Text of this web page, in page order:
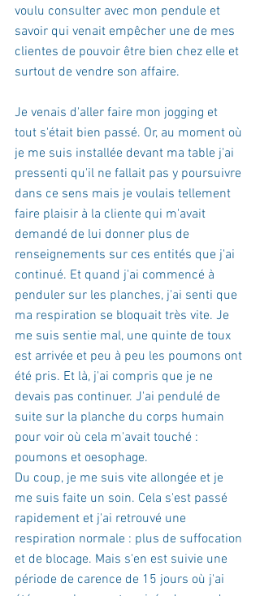
voulu consulter avec mon pendule et
savoir qui venait empêcher une de mes
clientes de pouvoir être bien chez elle et
surtout de vendre son affaire.
Je venais d'aller faire mon jogging et
tout s'était bien passé. Or, au moment où
je me suis installée devant ma table j'ai
pressenti qu'il ne fallait pas y poursuivre
dans ce sens mais je voulais tellement
faire plaisir à la cliente qui m'avait
demandé de lui donner plus de
renseignements sur ces entités que j'ai
continué. Et quand j'ai commencé à
penduler sur les planches, j'ai senti que
ma respiration se bloquait très vite. Je
me suis sentie mal, une quinte de toux
est arrivée et peu à peu les poumons ont
été pris. Et là, j'ai compris que je ne
devais pas continuer. J'ai pendulé de
suite sur la planche du corps humain
pour voir où cela m'avait touché :
poumons et oesophage.
Du coup, je me suis vite allongée et je
me suis faite un soin. Cela s'est passé
rapidement et j'ai retrouvé une
respiration normale : plus de suffocation
et de blocage. Mais s'en est suivie une
période de carence de 15 jours où j'ai